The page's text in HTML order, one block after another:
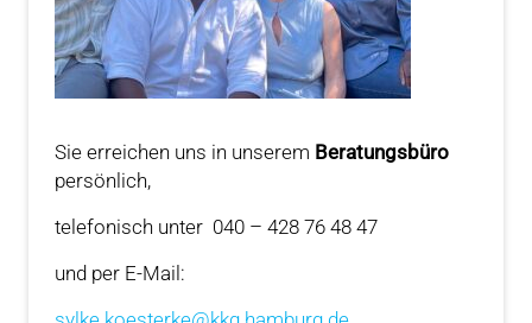
Sie erreichen uns in unserem Beratungsbüro
persönlich,
telefonisch unter 040 – 428 76 48 47
und per E-Mail: